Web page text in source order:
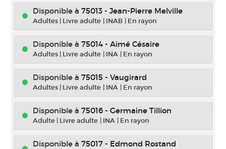
Disponible à 75013 - Jean-Pierre Melville
Adultes | Livre adulte | INAB | En rayon
Disponible à 75014 - Aimé Césaire
Adultes | Livre adulte | INA | En rayon
Disponible à 75015 - Vaugirard
Adultes | Livre adulte | INA | En rayon
Disponible à 75016 - Germaine Tillion
Adulte | Livre adulte | INA | En rayon
Disponible à 75017 - Edmond Rostand